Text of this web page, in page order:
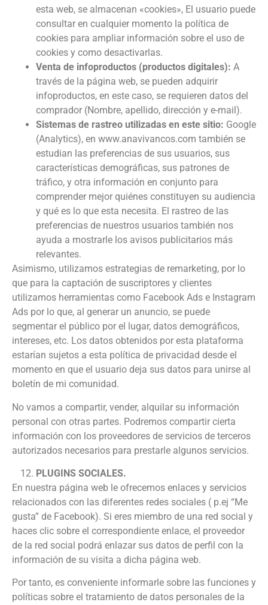
esta web, se almacenan «cookies», El usuario puede
consultar en cualquier momento la política de
cookies para ampliar información sobre el uso de
cookies y como desactivarlas.
Venta de infoproductos (productos digitales): A
través de la página web, se pueden adquirir
infoproductos, en este caso, se requieren datos del
comprador (Nombre, apellido, dirección y e-mail).
Sistemas de rastreo utilizadas en este sitio: Google
(Analytics), en www.anavivancos.com también se
estudian las preferencias de sus usuarios, sus
características demográficas, sus patrones de
tráfico, y otra información en conjunto para
comprender mejor quiénes constituyen su audiencia
y qué es lo que esta necesita. El rastreo de las
preferencias de nuestros usuarios también nos
ayuda a mostrarle los avisos publicitarios más
relevantes.
Asimismo, utilizamos estrategias de remarketing, por lo
que para la captación de suscriptores y clientes
utilizamos herramientas como Facebook Ads e Instagram
Ads por lo que, al generar un anuncio, se puede
segmentar el público por el lugar, datos demográficos,
intereses, etc. Los datos obtenidos por esta plataforma
estarían sujetos a esta política de privacidad desde el
momento en que el usuario deja sus datos para unirse al
boletín de mi comunidad.
No vamos a compartir, vender, alquilar su información
personal con otras partes. Podremos compartir cierta
información con los proveedores de servicios de terceros
autorizados necesarios para prestarle algunos servicios.
PLUGINS SOCIALES.
En nuestra página web le ofrecemos enlaces y servicios
relacionados con las diferentes redes sociales ( p.ej “Me
gusta” de Facebook). Si eres miembro de una red social y
haces clic sobre el correspondiente enlace, el proveedor
de la red social podrá enlazar sus datos de perfil con la
información de su visita a dicha página web.
Por tanto, es conveniente informarle sobre las funciones y
políticas sobre el tratamiento de datos personales de la